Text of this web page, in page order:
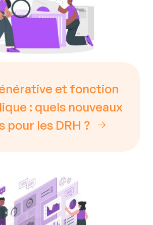
et fonction
: quels nouveaux
pour les DRH ?